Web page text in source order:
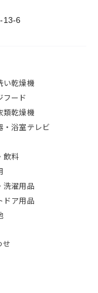
13-6
い乾燥機
フード
類乾燥機
・浴室テレビ
飲料
洗濯用品
ドア用品
せ